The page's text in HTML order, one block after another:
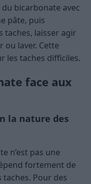
bicarbonate avec
pâte, puis
taches, laisser agir
ou laver. Cette
les taches difficiles.
face aux
la nature des
n’est pas une
fortement de
Pour des